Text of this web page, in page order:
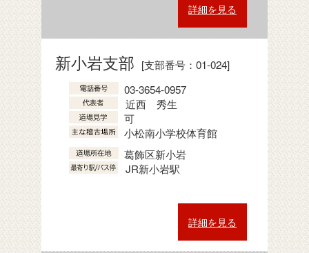
詳細を見る
新小岩支部 [支部番号：01-024]
03-3654-0957
近西 秀生
可
小松南小学校体育館
葛飾区新小岩
JR新小岩駅
詳細を見る